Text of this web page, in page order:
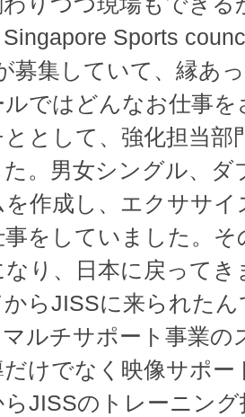
Sports
募集していて、縁あ
ルではどんなお仕事
として、強化担当
。男女シングル、
作成し、エクササ
事をしていました。
り、日本に戻ってき
らJISSに来られた
ルチサポート事業
けでなく映像サポ
らJISSのトレーニン